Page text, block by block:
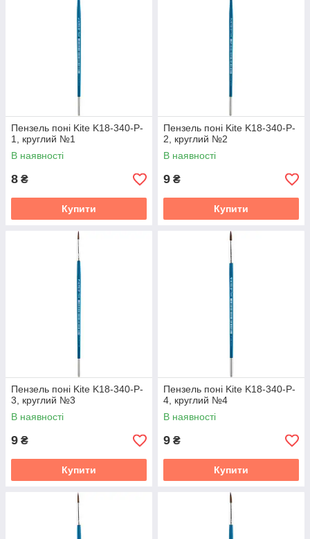
Пензель поні Kite K18-340-P-
1, круглий №1
В наявності
8 ₴
Купити
Пензель поні Kite K18-340-P-
2, круглий №2
В наявності
9 ₴
Купити
Пензель поні Kite K18-340-P-
3, круглий №3
В наявності
9 ₴
Купити
Пензель поні Kite K18-340-P-
4, круглий №4
В наявності
9 ₴
Купити